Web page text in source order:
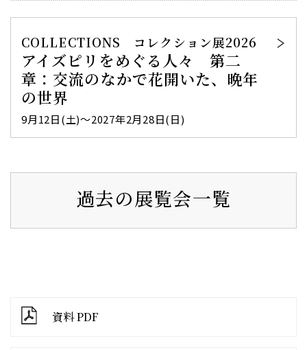
COLLECTIONS コレクション展2026
アイズピリをめぐる人々 第二
章：交流のなかで花開いた、晩年
の世界
9月12日(土)～2027年2月28日(日)
過去の展覧会一覧
資料 PDF